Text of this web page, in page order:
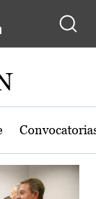
Castilla-